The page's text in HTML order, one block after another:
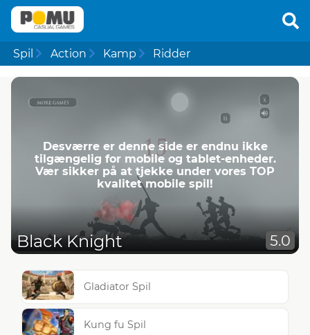
Spil Action Kamp Ridder
Desværre er denne side er endnu ikke
tilgængelig for mobile og tablet-enheder.
Vær sikker på at tjekke under vores TOP
kvalitet mobile spil!
Black Knight 5.0
Gladiator Spil
Kung fu Spil